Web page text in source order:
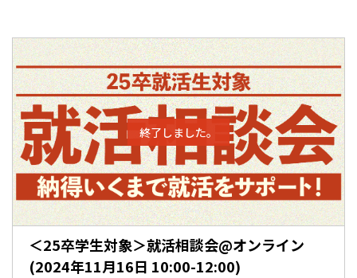
終了しました。
＜25卒学生対象＞就活相談会@オンライン
(2024年11月16日 10:00-12:00)